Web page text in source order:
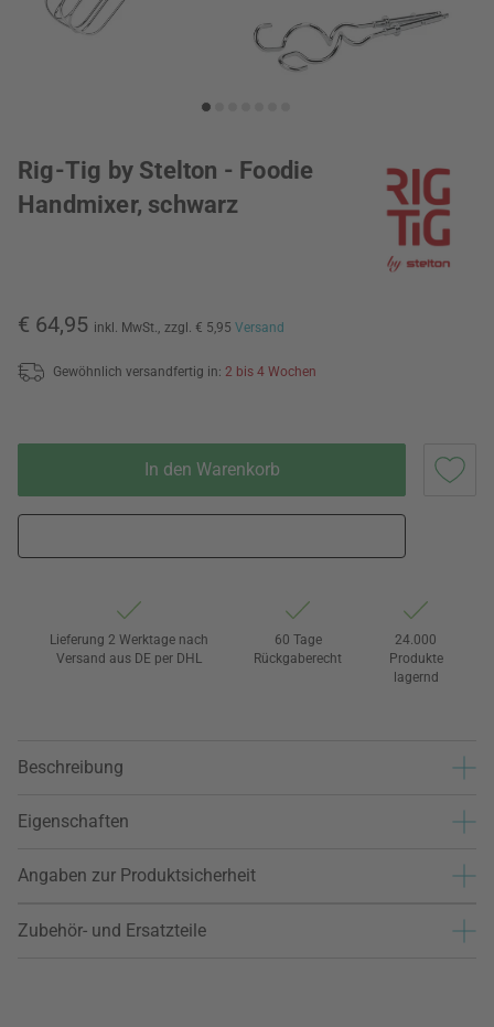
Rig-Tig by Stelton - Foodie
Handmixer, schwarz
€ 64,95 inkl. MwSt., zzgl. € 5,95 Versand
Gewöhnlich versandfertig in: 2 bis 4 Wochen
In den Warenkorb
Lieferung 2 Werktage nach
Versand aus DE per DHL
60 Tage
Rückgaberecht
24.000
Produkte
lagernd
Beschreibung
Eigenschaften
Angaben zur Produktsicherheit
Zubehör- und Ersatzteile